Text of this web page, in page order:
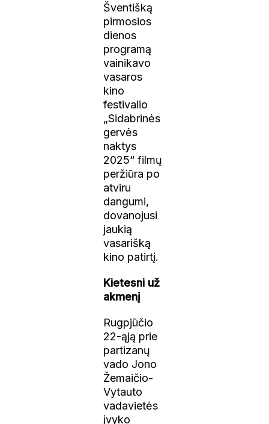
Šventišką
pirmosios
dienos
programą
vainikavo
vasaros
kino
festivalio
„Sidabrinės
gervės
naktys
2025“ filmų
peržiūra po
atviru
dangumi,
dovanojusi
jaukią
vasarišką
kino patirtį.
Kietesni už
akmenį
Rugpjūčio
22-ąją prie
partizanų
vado Jono
Žemaičio-
Vytauto
vadavietės
įvyko